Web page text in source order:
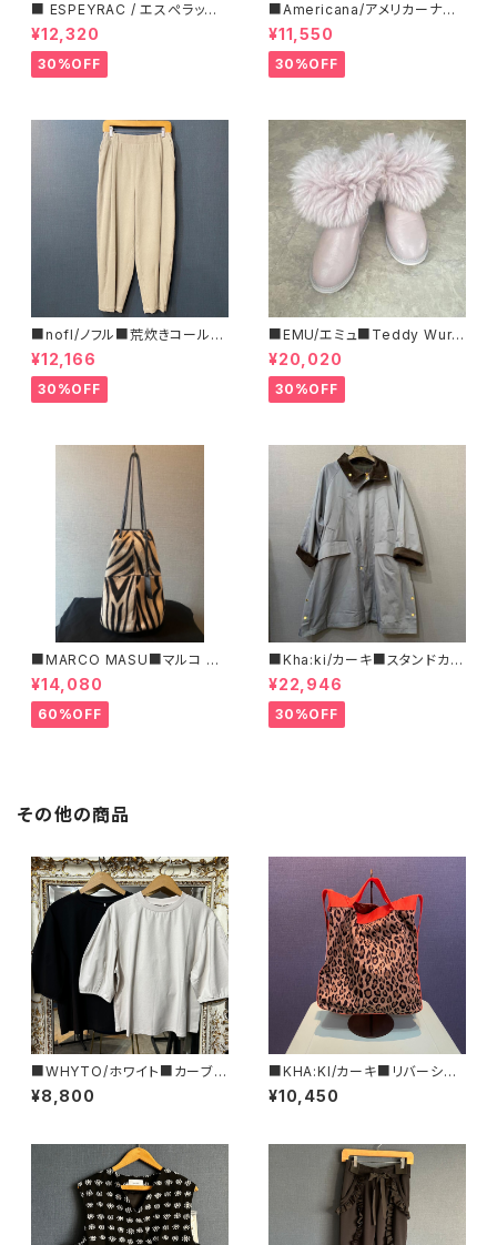
■ ESPEYRAC / エスぺラック
■ フラワーモチーフニット■YE
LLOW & NAVY■ 超カワイイ！
¥12,320
30%OFF
■Americana/アメリカーナ■
マイクロフリース・イージーパン
ツ■
¥11,550
30%OFF
■nofl/ノフル■荒炊きコール天
テーパードパンツ■ゆるっとバ
ルーンシルエット
¥12,166
30%OFF
■EMU/エミュ■Teddy Wurr
en■撥水サイドジッパーブーツ
¥20,020
30%OFF
■MARCO MASU■マルコ マ
ージ■ハラコ・ゼブラ柄巾着BA
G■程よいサイズで可愛い
¥14,080
60%OFF
■Kha:ki/カーキ■スタンドカラ
ー・コート■
¥22,946
30%OFF
その他の商品
■WHYTO/ホワイト■カーブ
スリーブ Tシャツ■WHT26HC
S4012
¥8,800
■KHA:KI/カーキ■リバーシブ
ルトートBAG■MIL25SBG304
7■
¥10,450